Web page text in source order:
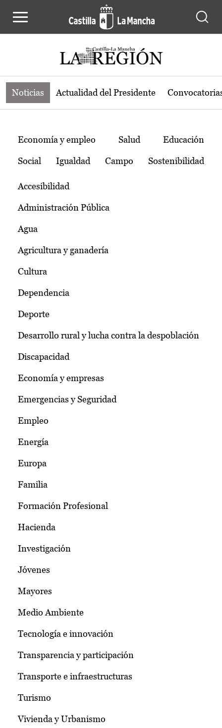
Noticias de la región de Castilla-La
Noticias Actualidad del Presidente
Temas
Economía y empleo Salud Educación
Social Igualdad Campo Sostenibilidad
Accesibilidad
Administración Pública
Agua
Agricultura y ganadería
Cultura
Dependencia
Deporte
Desarrollo rural y lucha contra la despoblación
Discapacidad
Economía y empresas
Emergencias y Seguridad
Empleo
Energía
Europa
Familia
Formación Profesional
Hacienda
Investigación
Jóvenes
Mayores
Medio Ambiente
Tecnología e innovación
Transparencia y participación
Transporte e infraestructuras
Turismo
Vivienda y Urbanismo